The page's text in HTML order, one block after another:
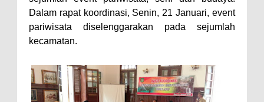
Si Dokes Polres Bima Cek
Kesehatan Korban Kapal Wisata
Satpolairud Polres Bima dan Tim
Gabungan Evakuasi Korban
Dalam rapat koordinasi, Senin, 21 Januari, event
pariwisata diselenggarakan pada sejumlah
kecamatan.